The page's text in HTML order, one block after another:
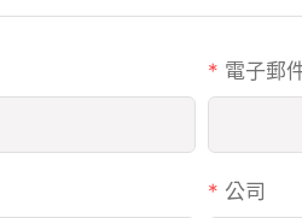
電子郵
公司